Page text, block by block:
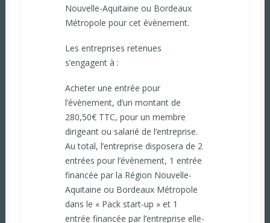
Nouvelle-Aquitaine ou Bordeaux
Métropole pour cet évènement.
Les entreprises retenues
s’engagent à :
Acheter une entrée pour
l’évènement, d’un montant de
280,50€ TTC, pour un membre
dirigeant ou salarié de l’entreprise.
Au total, l’entreprise disposera de 2
entrées pour l’évènement, 1 entrée
financée par la Région Nouvelle-
Aquitaine ou Bordeaux Métropole
dans le « Pack start-up » et 1
entrée financée par l’entreprise elle-